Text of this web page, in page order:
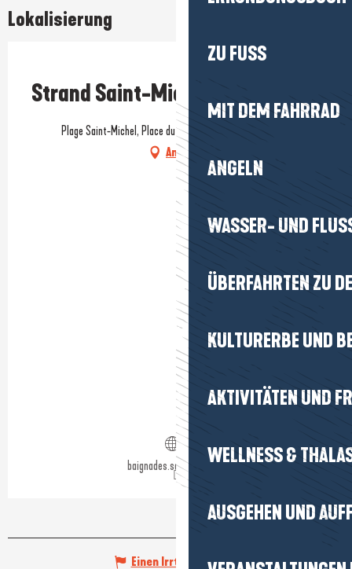
ZU FUSS
MIT DEM FAHRRAD
ANGELN
WASSER- UND
ÜBERFAHRTEN ZU
KULTURERBE UND
AKTIVITÄTEN UND
WELLNESS &
AUSGEHEN UND
Lokalisierung
Strand Saint-Michel
Plage Saint-Michel, Place du Lehn, 44420 Piriac-sur-Mer
Anfahrt
baignades.sante.gouv.fr
Einen Irrtum angeben